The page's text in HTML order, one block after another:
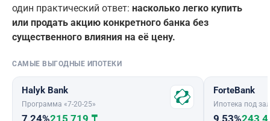
один практический ответ: насколько легко купить
или продать акцию конкретного банка без
существенного влияния на её цену.
САМЫЕ ВЫГОДНЫЕ ИПОТЕКИ
Halyk Bank
Программа «7-20-25»
7,24%215 719 ₸
ForteBank
Ипотека под
9,53%243